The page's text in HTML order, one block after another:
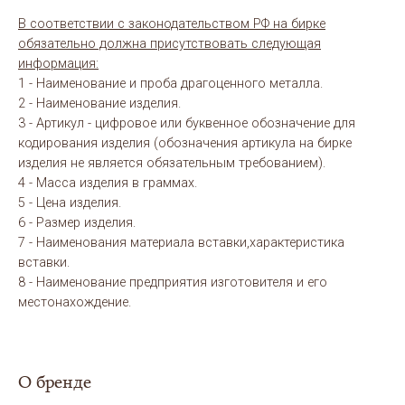
В соответствии с законодательством РФ на бирке
обязательно должна присутствовать следующая
информация:
1 - Наименование и проба драгоценного металла.
2 - Наименование изделия.
3 - Артикул - цифровое или буквенное обозначение для
кодирования изделия (обозначения артикула на бирке
изделия не является обязательным требованием).
4 - Масса изделия в граммах.
5 - Цена изделия.
6 - Размер изделия.
7 - Наименования материала вставки,характеристика
вставки.
8 - Наименование предприятия изготовителя и его
местонахождение.
О бренде